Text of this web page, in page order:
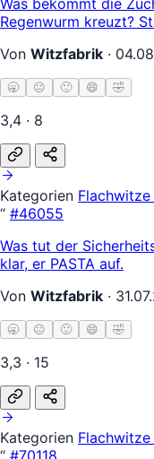
Regenwurm kreuzt?
Von Witzfabrik ·
🥱 😐 🙂 😄 🤣
3,4 · 8
Kategorien Flachwitze
“ #46055
Was tut der
klar, er PASTA auf.
Von Witzfabrik ·
🥱 😐 🙂 😄 🤣
3,3 · 15
Kategorien Flachwitze
“ #70118